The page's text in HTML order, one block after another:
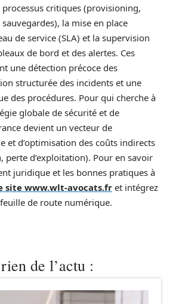
processus critiques (provisioning,
la mise en place
de service (SLA) et la supervision
de bord et des alertes. Ces
une détection précoce des
structurée des incidents et une
des procédures. Pour qui cherche à
globale de sécurité et de
devient un vecteur de
et d’optimisation des coûts indirects
perte d’exploitation). Pour en savoir
juridique et les bonnes pratiques à
site www.wlt-avocats.fr et intégrez
de route numérique.
de l’actu :